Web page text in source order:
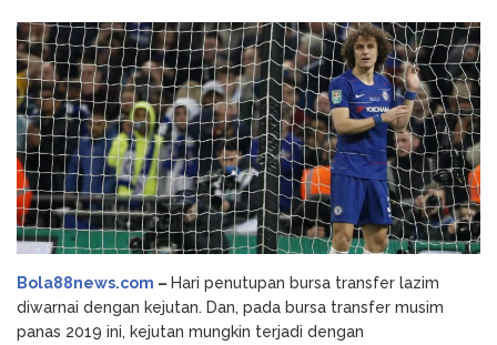
August 3, 2026
Godz Casino: Τα κορυφαία
slots και οι δυνατότητες που αξίζει να
δοκιμάσετε
August 6, 2026
NV Casino
Auszahlungsleitfaden: Schritt-für-Schritt-
Anleitung zum Auszahlen
Sepakat
Jual
David
Luiz
ke
Arsenal
Bola88news.com – Hari penutupan bursa transfer lazim
diwarnai dengan kejutan. Dan, pada bursa transfer musim
panas 2019 ini, kejutan mungkin terjadi dengan